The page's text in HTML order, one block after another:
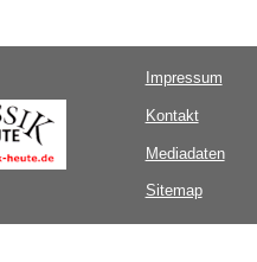
Impressum
Kontakt
Mediadaten
Sitemap